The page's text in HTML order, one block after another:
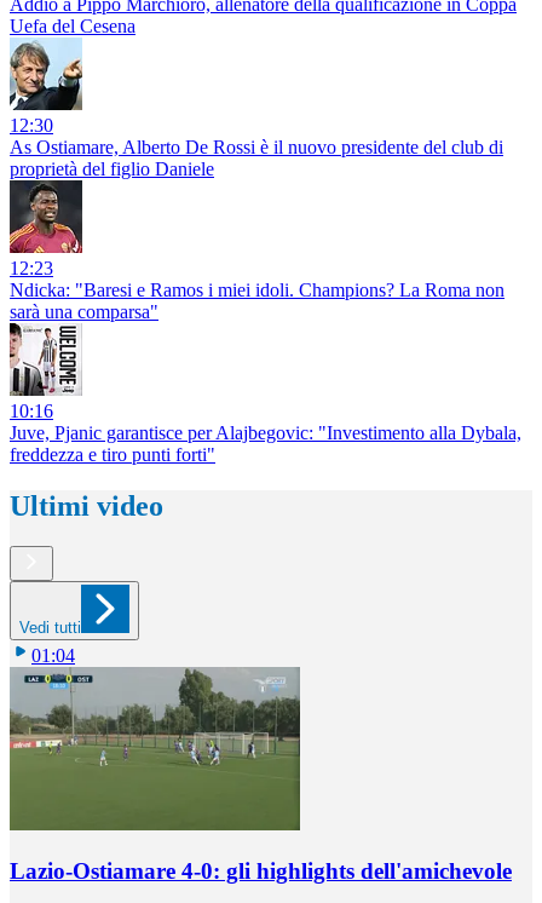
Uefa del Cesena
12:30
As Ostiamare, Alberto De Rossi è il nuovo presidente del club di
proprietà del figlio Daniele
12:23
Ndicka: "Baresi e Ramos i miei idoli. Champions? La Roma non
sarà una comparsa"
10:16
Juve, Pjanic garantisce per Alajbegovic: "Investimento alla Dybala,
freddezza e tiro punti forti"
Ultimi video
Vedi tutti
01:04
Lazio-Ostiamare 4-0: gli highlights dell'amichevole